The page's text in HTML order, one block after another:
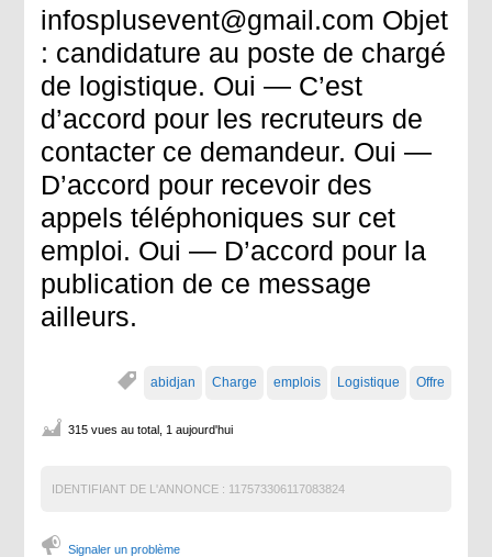
infosplusevent@gmail.com Objet
: candidature au poste de chargé
de logistique. Oui — C’est
d’accord pour les recruteurs de
contacter ce demandeur. Oui —
D’accord pour recevoir des
appels téléphoniques sur cet
emploi. Oui — D’accord pour la
publication de ce message
ailleurs.
abidjan Charge emplois Logistique Offre
315 vues au total, 1 aujourd'hui
IDENTIFIANT DE L'ANNONCE : 117573306117083824
Signaler un problème